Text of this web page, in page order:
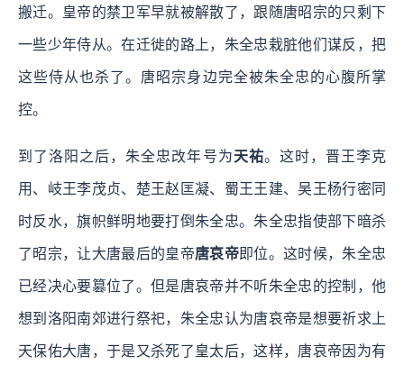
搬迁。皇帝的禁卫军早就被解散了，跟随唐昭宗的只剩下
一些少年侍从。在迁徙的路上，朱全忠栽脏他们谋反，把
这些侍从也杀了。唐昭宗身边完全被朱全忠的心腹所掌
控。
到了洛阳之后，朱全忠改年号为天祐。这时，晋王李克
用、岐王李茂贞、楚王赵匡凝、蜀王王建、吴王杨行密同
时反水，旗帜鲜明地要打倒朱全忠。朱全忠指使部下暗杀
了昭宗，让大唐最后的皇帝唐哀帝即位。这时候，朱全忠
已经决心要篡位了。但是唐哀帝并不听朱全忠的控制，他
想到洛阳南郊进行祭祀，朱全忠认为唐哀帝是想要祈求上
天保佑大唐，于是又杀死了皇太后，这样，唐哀帝因为有